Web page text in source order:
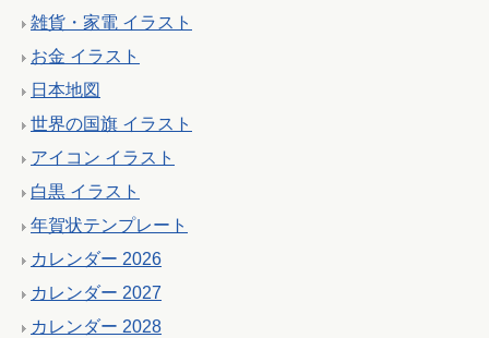
雑貨・家電 イラスト
お金 イラスト
日本地図
世界の国旗 イラスト
アイコン イラスト
白黒 イラスト
年賀状テンプレート
カレンダー 2026
カレンダー 2027
カレンダー 2028